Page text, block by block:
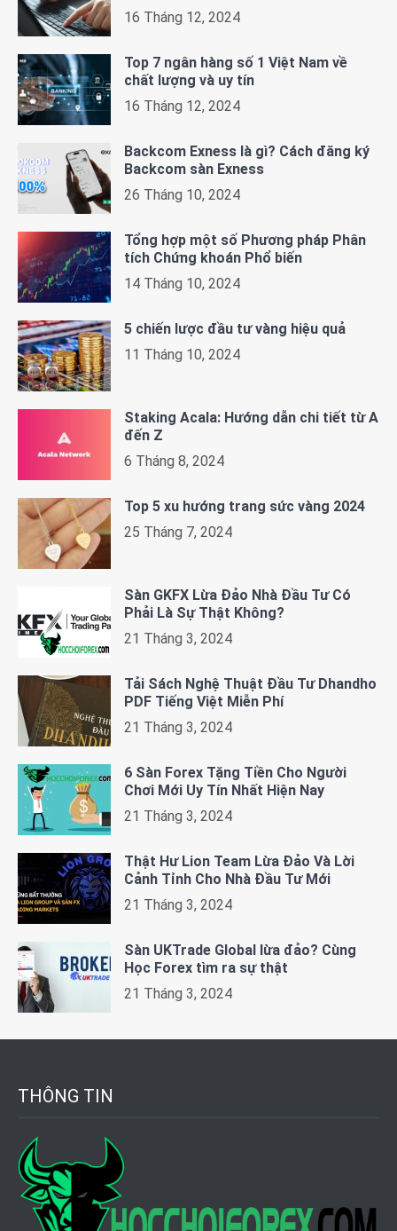
16 Tháng 12, 2024
Top 7 ngân hàng số 1 Việt Nam về
chất lượng và uy tín
16 Tháng 12, 2024
Backcom Exness là gì? Cách đăng ký
Backcom sàn Exness
26 Tháng 10, 2024
Tổng hợp một số Phương pháp Phân
tích Chứng khoán Phổ biến
14 Tháng 10, 2024
5 chiến lược đầu tư vàng hiệu quả
11 Tháng 10, 2024
Staking Acala: Hướng dẫn chi tiết từ A
đến Z
6 Tháng 8, 2024
Top 5 xu hướng trang sức vàng 2024
25 Tháng 7, 2024
Sàn GKFX Lừa Đảo Nhà Đầu Tư Có
Phải Là Sự Thật Không?
21 Tháng 3, 2024
Tải Sách Nghệ Thuật Đầu Tư Dhandho
PDF Tiếng Việt Miễn Phí
21 Tháng 3, 2024
6 Sàn Forex Tặng Tiền Cho Người
Chơi Mới Uy Tín Nhất Hiện Nay
21 Tháng 3, 2024
Thật Hư Lion Team Lừa Đảo Và Lời
Cảnh Tỉnh Cho Nhà Đầu Tư Mới
21 Tháng 3, 2024
Sàn UKTrade Global lừa đảo? Cùng
Học Forex tìm ra sự thật
21 Tháng 3, 2024
THÔNG TIN